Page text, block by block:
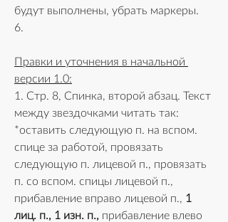
будут выполнены, убрать маркеры.
6.
Правки и уточнения в начальной
версии 1.0:
1. Стр. 8, Спинка, второй абзац. Текст
между звездочками читать так:
*оставить следующую п. на вспом.
спице за работой, провязать
следующую п. лицевой п., провязать
п. со вспом. спицы лицевой п.,
прибавление вправо лицевой п., 1
лиц. п., 1 изн. п., прибавление влево